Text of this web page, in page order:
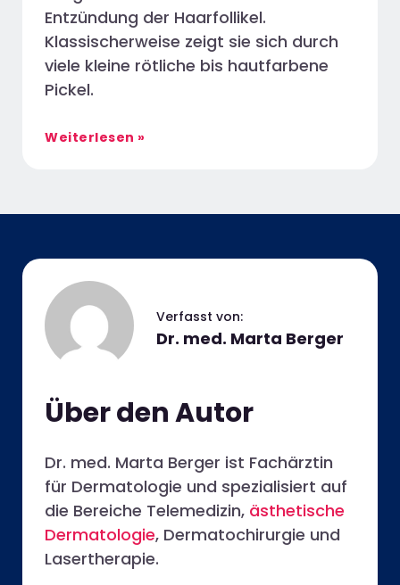
Entzündung der Haarfollikel.
Klassischerweise zeigt sie sich durch
viele kleine rötliche bis hautfarbene
Pickel.
Weiterlesen »
Dr. med. Marta Berger
Über den Autor
Dr. med. Marta Berger ist Fachärztin
für Dermatologie und spezialisiert auf
die Bereiche Telemedizin, ästhetische
Dermatologie, Dermatochirurgie und
Lasertherapie.